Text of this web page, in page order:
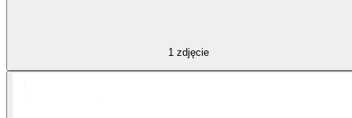
1 zdjęcie